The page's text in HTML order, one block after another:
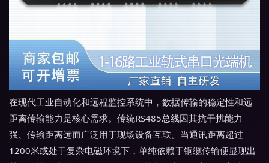
在现代工业自动化和远程监控系统中，数据传输的稳定性和远
距离传输能力是核心需求。传统RS485总线因其抗干扰能力
强、传输距离远而广泛用于现场设备互联。当通讯距离超过
1200米或处于复杂电磁环境下，单纯依赖于铜缆传输便显现出